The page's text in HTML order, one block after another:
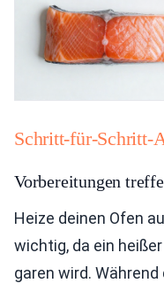
Schritt-für-Schritt-
Vorbereitungen
Heize deinen Ofen
wichtig, da ein
garen wird.